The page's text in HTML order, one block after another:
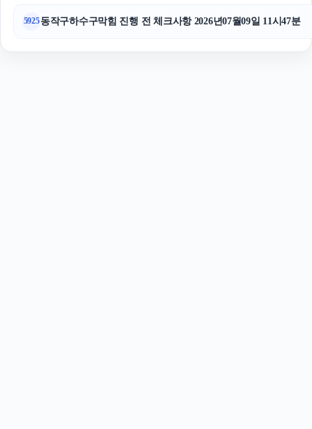
5925동작구하수구막힘 진행 전 체크사항 2026년07월09일 11시47분